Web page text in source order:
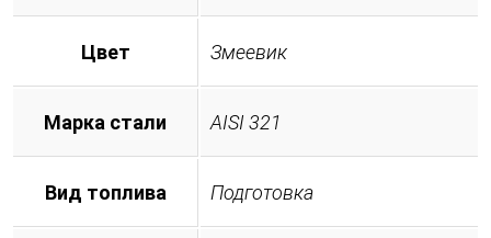
Цвет Змеевик
Марка стали AISI 321
Вид топлива Подготовка